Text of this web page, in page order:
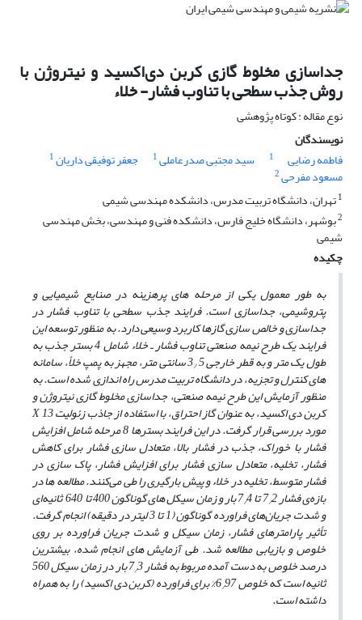
جداسازی مخلوط گازی کربن دی‌اکسید و نیتروژن با
روش جذب سطحی با تناوب فشار- خلاء
نوع مقاله : کوتاه پژوهشی
نویسندگان
فاطمه رضایی
1 سید مجتبی صدرعاملی1 جعفر توفیقی داریان1
مسعود مفرحی2
1تهران، دانشگاه تربیت مدرس، دانشکده مهندسی شیمی
2بوشهر، دانشگاه خلیج فارس، دانشکده فنی و مهندسی، بخش مهندسی
شیمی
چکیده
به ‌طور معمول یکی از مرحله‌ های پرهزینه در صنایع شیمیایی و
پتروشیمی، جداسازی است. فرایند جذب سطحیبا تناوب فشار در
جداسازی و خالص ‌سازی گازها کاربرد وسیعی دارد. به منظور توسعه این
فرایند یک طرح نیمه صنعتی تناوب فشار ـ خلاء شامل 4 بستر جذب به
طول یک متر و به قطر خارجی 5 / 3 سانتی ‌متر، مجهز به پمپ خلأ، سامانه
‌های کنترل و تجزیه، در دانشگاه تربیت مدرس راه ‌اندازی شده است. به
منظور آزمایش این طرح نیمه صنعتی، جداسازی مخلوط گازی نیتروژن و
کربن دی اکسید، به ‌عنوان گاز احتراق، با استفاده از جاذب زئولیت X13
مورد بررسی قرار گرفت.در این فرایند بسترها 8 مرحله شامل افزایش
فشار با خوراک، جذب در فشار بالا، متعادل‌ سازی فشار برای کاهش
فشار، تخلیه، متعادل‌ سازی فشار برای افزایش فشار، پاک سازی در
فشار متوسط، تخلیه در خلاء و پیش ‌بارگیری را طی می‌کنند.مطالعه‌ ها در
بازه‌ی فشار 7 /2 تا 7 /4 بار و زمان سیکل ‌های گوناگون 400 تا 640 ثانیه ای
و شدت جریان‌های فراورده گوناگون (1 تا 3 لیتر در دقیقه) انجام گرفت.
تأثیر پارامترهای فشار، زمان سیکل و شدت جریان فراورده بر روی
خلوص و بازیابی مطالعه شد.طی آزمایش ‌های انجام شده، بیشترین
درصد خلوص به دست آمده مربوط به فشار 7 / 3 بار در زمان سیکل 560
ثانیه است که خلوص 6 / 97% برای فراورده (کربن دی اکسید) را به همراه
داشته است.